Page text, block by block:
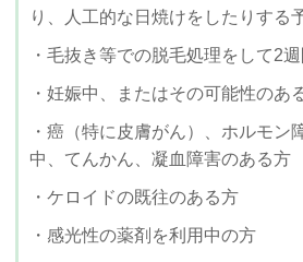
り、人工的な日焼けをしたりする
・毛抜き等での脱毛処理をして2
・妊娠中、またはその可能性のあ
・癌（特に皮膚がん）、ホルモン
中、てんかん、凝血障害のある方
・ケロイドの既往のある方
・感光性の薬剤を利用中の方